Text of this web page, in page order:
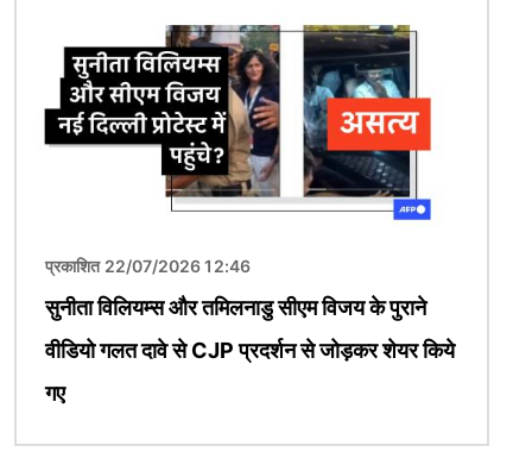
प्रकाशित 22/07/2026 12:46
सुनीता विलियम्स और तमिलनाडु सीएम विजय के पुराने
वीडियो गलत दावे से CJP प्रदर्शन से जोड़कर शेयर किये
गए